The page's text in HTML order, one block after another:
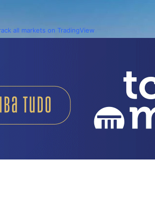
all markets on TradingView